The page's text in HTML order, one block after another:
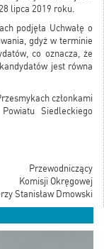
lipca 2019 roku.
podjęła Uchwałę o
gdyż w terminie
co oznacza, że
jest równa
członkami
Siedleckiego
Przewodniczący
Komisji Okręgowej
Stanisław Dmowski